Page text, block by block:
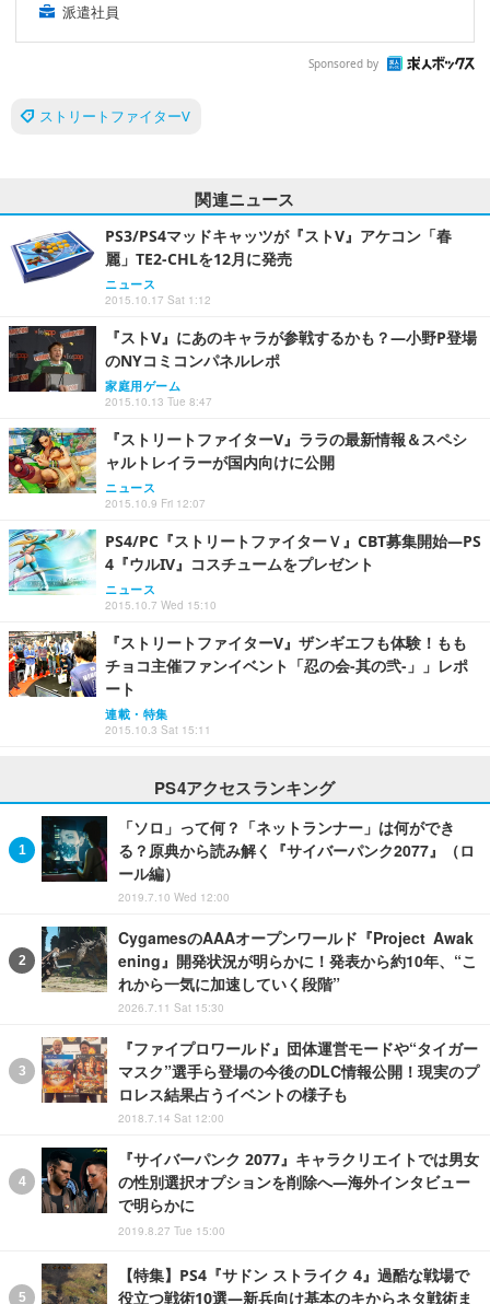
派遣社員
Sponsored by
ストリートファイターV
関連ニュース
PS3/PS4マッドキャッツが『ストV』アケコン「春
麗」TE2-CHLを12月に発売
ニュース
2015.10.17 Sat 1:12
『ストV』にあのキャラが参戦するかも？―小野P登場
のNYコミコンパネルレポ
家庭用ゲーム
2015.10.13 Tue 8:47
『ストリートファイターV』ララの最新情報＆スペシ
ャルトレイラーが国内向けに公開
ニュース
2015.10.9 Fri 12:07
PS4/PC『ストリートファイターＶ』CBT募集開始―PS
4『ウルIV』コスチュームをプレゼント
ニュース
2015.10.7 Wed 15:10
『ストリートファイターV』ザンギエフも体験！もも
チョコ主催ファンイベント「忍の会-其の弐-」」レポ
ート
連載・特集
2015.10.3 Sat 15:11
PS4アクセスランキング
「ソロ」って何？「ネットランナー」は何ができ
る？原典から読み解く『サイバーパンク2077』（ロ
ール編）
2019.7.10 Wed 12:00
CygamesのAAAオープンワールド『Project Awak
ening』開発状況が明らかに！発表から約10年、“こ
れから一気に加速していく段階”
2026.7.11 Sat 15:30
『ファイプロワールド』団体運営モードや“タイガー
マスク”選手ら登場の今後のDLC情報公開！現実のプ
ロレス結果占うイベントの様子も
2018.7.14 Sat 12:00
『サイバーパンク 2077』キャラクリエイトでは男女
の性別選択オプションを削除へ―海外インタビュー
で明らかに
2019.8.27 Tue 15:00
【特集】PS4『サドン ストライク 4』過酷な戦場で
役立つ戦術10選―新兵向け基本のキからネタ戦術ま